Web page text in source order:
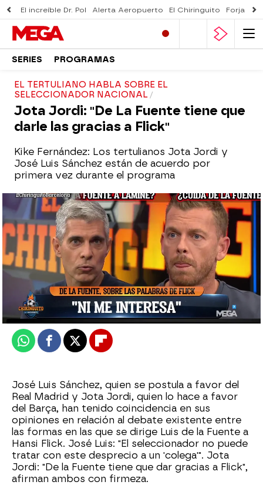
El increíble Dr. Pol Alerta Aeropuerto El Chiringuito Forjado
SERIES PROGRAMAS
EL TERTULIANO HABLA SOBRE EL
SELECCIONADOR NACIONAL
Jota Jordi: "De La Fuente tiene que
darle las gracias a Flick"
Kike Fernández: Los tertulianos Jota Jordi y
José Luis Sánchez están de acuerdo por
primera vez durante el programa
El Chiringuito
Publicado: 26 de septiembre de 2025, 02:44
WhatsappFacebook
X Flipboard
José Luis Sánchez, quien se postula a favor del
Real Madrid y Jota Jordi, quien lo hace a favor
del Barça, han tenido coincidencia en sus
opiniones en relación al debate existente entre
las formas en las que se dirige Luis de la Fuente a
Hansi Flick. José Luis: "El seleccionador no puede
tratar con este desprecio a un 'colega'". Jota
Jordi: "De la Fuente tiene que dar gracias a Flick",
afirman ambos con firmeza.